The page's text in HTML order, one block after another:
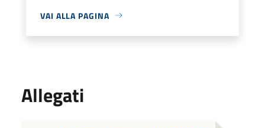
VAI ALLA PAGINA
Allegati